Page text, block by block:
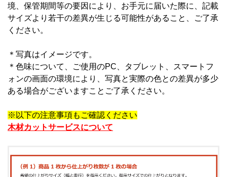
境、保管期間等の要因により、お手元に届いた際に、記載
サイズより若干の差異が生じる可能性があること、ご了承
ください。
＊写真はイメージです。
＊ 色味について、ご使用のPC、タブレット、スマートフ
ォンの画面の環境により、写真と実際の色との差異が多少
ある場合がございますことご了承ください。
※以下の注意事項もご確認ください
木材カットサービスについて